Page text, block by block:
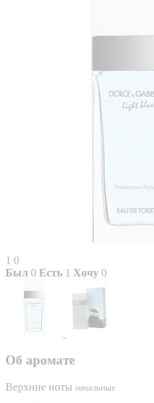
1 0
Был 0 Есть 1 Хочу 0
Об аромате
Верхние ноты начальные